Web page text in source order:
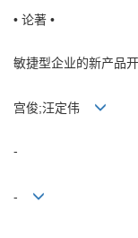
• 论著 •
敏捷型企业的新产品
宫俊;汪定伟
-
-